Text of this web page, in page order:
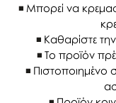
Μπορεί να
Καθαρίστε
Το προϊόν